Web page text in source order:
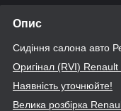
Опис
Сидіння салона авто
Оригінал (RVI) Renault
Наявність уточнюйте!
Велика розбірка